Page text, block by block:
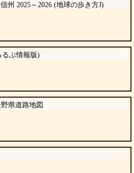
州 2025～2026 (地球の歩き方J)
るぶ情報版)
県道路地図